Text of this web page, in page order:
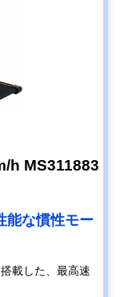
h MS311883
能な慣性モー
載した、最高速